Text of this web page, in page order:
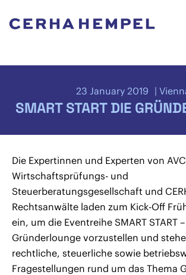
23 January 2019
SMART START DIE
Die Expertinnen und Experten von
Wirtschaftsprüfungs- und
Steuerberatungsgesellschaft und
Rechtsanwälte laden zum Kick-Off
ein, um die Eventreihe SMART START
Gründerlounge vorzustellen und
rechtliche, steuerliche sowie
Fragestellungen rund um das Thema